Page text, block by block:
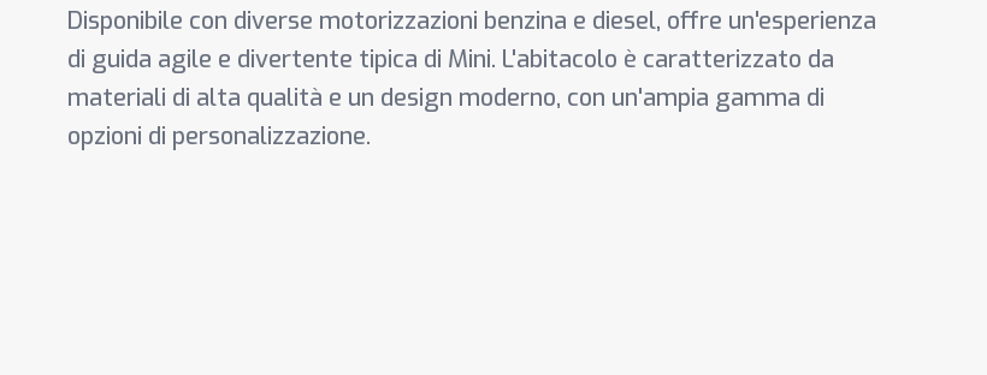
Disponibile con diverse motorizzazioni benzina e diesel, offre un'esperienza
di guida agile e divertente tipica di Mini. L'abitacolo è caratterizzato da
materiali di alta qualità e un design moderno, con un'ampia gamma di
opzioni di personalizzazione.